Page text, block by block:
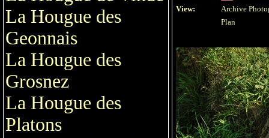
La Hougue des
Geonnais
La Hougue des
Grosnez
La Hougue des
Platons
View:
Archive
Plan